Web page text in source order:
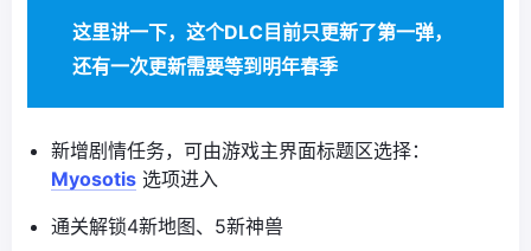
这里讲一下，这个DLC目前只更新了第一弹，
还有一次更新需要等到明年春季
新增剧情任务，可由游戏主界面标题区选择：
Myosotis 选项进入
通关解锁4新地图、5新神兽